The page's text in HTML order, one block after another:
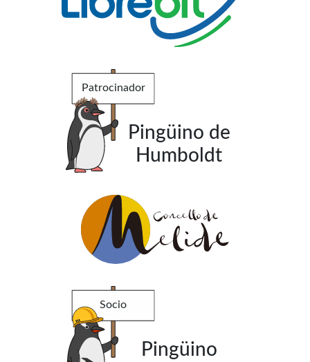
Patrocinador
Pingüino de
Humboldt
Socio
Pingüino